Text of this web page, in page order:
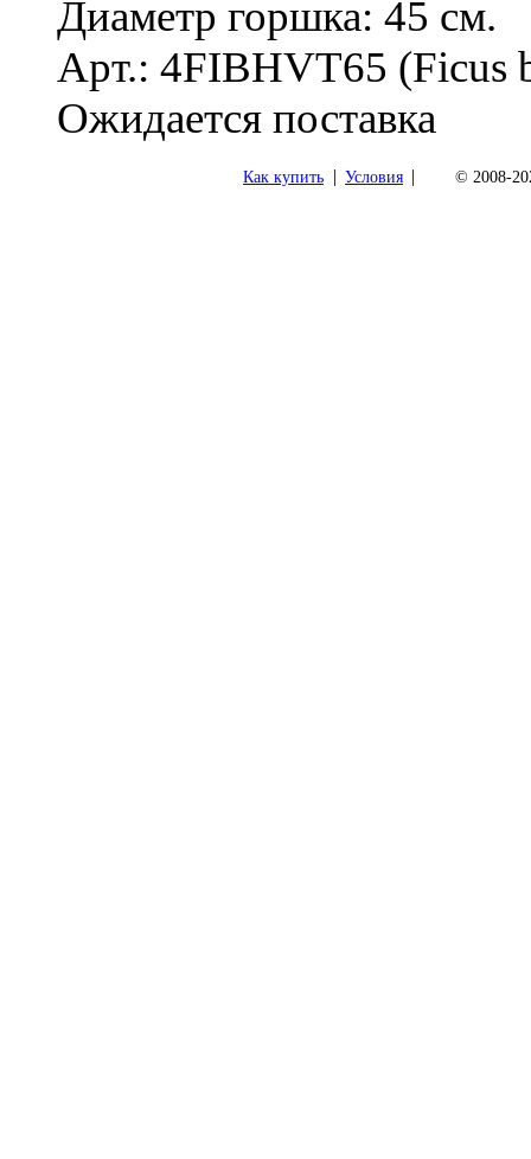
Диаметр горшка: 45 см.
Арт.: 4FIBHVT65 (Ficus
Ожидается поставка
Как купить | Условия | © 2008-